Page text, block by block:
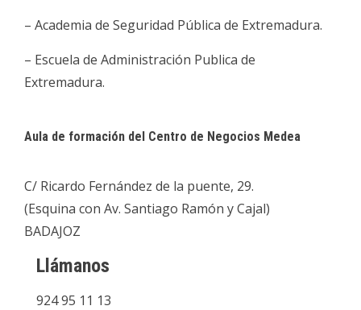
– Academia de Seguridad Pública de Extremadura.
– Escuela de Administración Publica de
Extremadura.
Aula de formación del Centro de Negocios Medea
C/ Ricardo Fernández de la puente, 29.
(Esquina con Av. Santiago Ramón y Cajal)
BADAJOZ
Llámanos
924 95 11 13